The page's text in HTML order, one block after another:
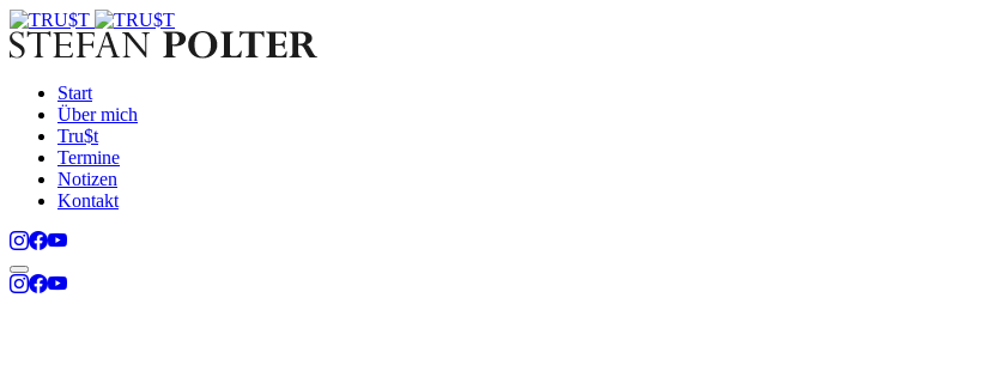
Start
Über mich
Tru$t
Termine
Notizen
Kontakt